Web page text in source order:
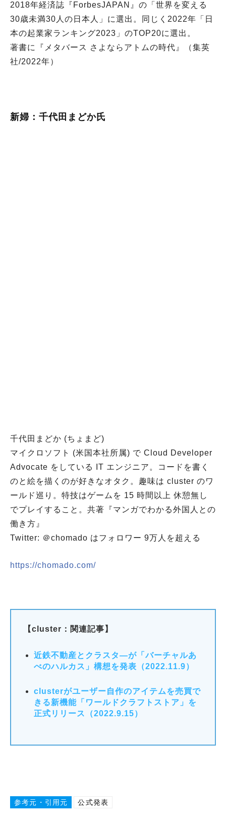
2018年経済誌『ForbesJAPAN』の「世界を変える
30歳未満30人の日本人」に選出。同じく2022年「日
本の起業家ランキング2023」のTOP20に選出。
著書に『メタバース さよならアトムの時代』（集英
社/2022年）
新婦：千代田まどか氏
千代田まどか (ちょまど)
マイクロソフト (米国本社所属) で Cloud Developer
Advocate をしている IT エンジニア。コードを書く
のと絵を描くのが好きなオタク。趣味は cluster のワ
ールド巡り。特技はゲームを 15 時間以上 休憩無し
でプレイすること。共著『マンガでわかる外国人との
働き方』
Twitter: ＠chomado はフォロワー 9万人を超える
https://chomado.com/
【cluster：関連記事】
近鉄不動産とクラスタ―が「バーチャルあ
べのハルカス」構想を発表（2022.11.9）
clusterがユーザー自作のアイテムを売買で
きる新機能「ワールドクラフトストア」を
正式リリース（2022.9.15）
参考元・引用元 公式発表